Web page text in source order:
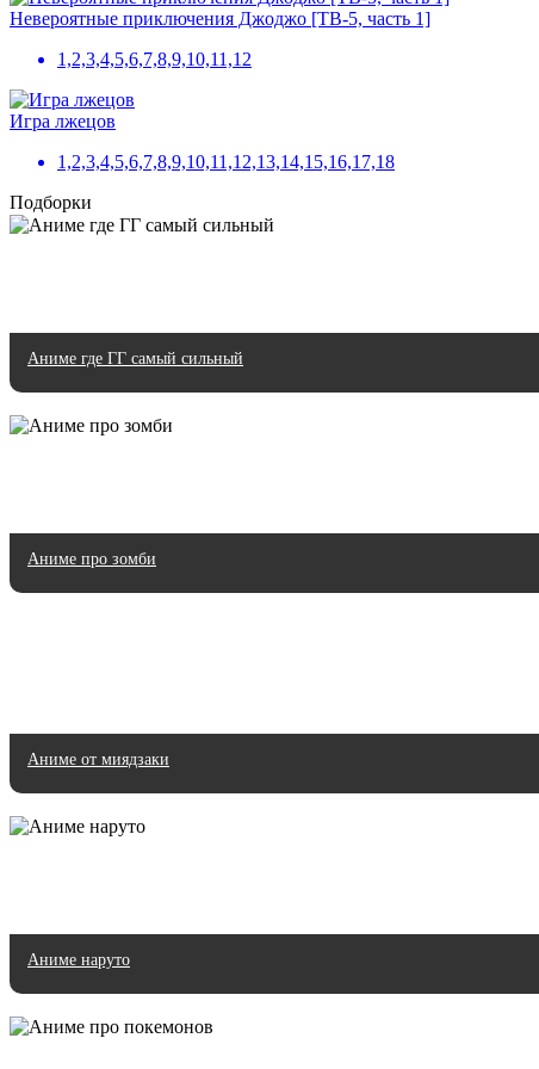
Невероятные приключения Джоджо [ТВ-5, часть 1]
1,2,3,4,5,6,7,8,9,10,11,12
Игра лжецов
1,2,3,4,5,6,7,8,9,10,11,12,13,14,15,16,17,18
Подборки
Аниме где ГГ самый сильный
Аниме про зомби
Аниме от миядзаки
Аниме наруто